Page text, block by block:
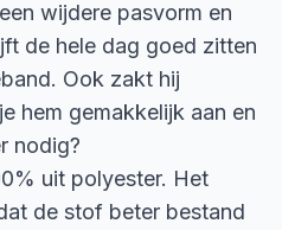
wijdere pasvorm en
de hele dag goed zitten
Ook zakt hij
hem gemakkelijk aan en
nodig?
uit polyester. Het
de stof beter bestand